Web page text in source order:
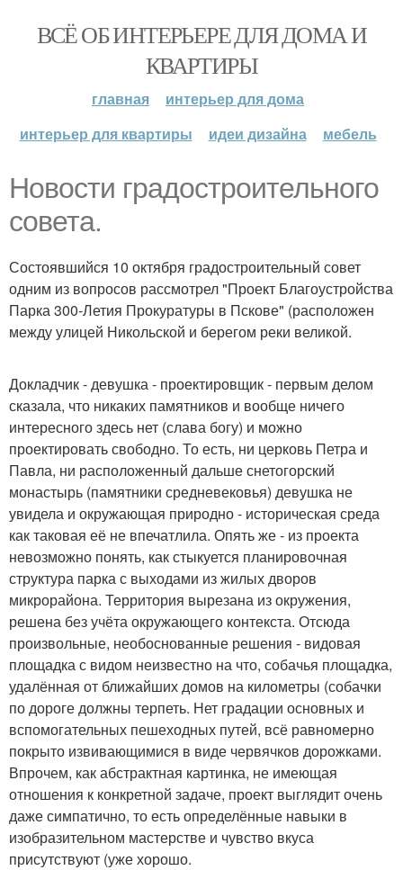
ВСЁ ОБ ИНТЕРЬЕРЕ ДЛЯ ДОМА И
КВАРТИРЫ
главная
интерьер для дома
интерьер для квартиры
идеи дизайна мебель
Новости градостроительного
совета.
Состоявшийся 10 октября градостроительный совет
одним из вопросов рассмотрел "Проект Благоустройства
Парка 300-Летия Прокуратуры в Пскове" (расположен
между улицей Никольской и берегом реки великой.
Докладчик - девушка - проектировщик - первым делом
сказала, что никаких памятников и вообще ничего
интересного здесь нет (слава богу) и можно
проектировать свободно. То есть, ни церковь Петра и
Павла, ни расположенный дальше снетогорский
монастырь (памятники средневековья) девушка не
увидела и окружающая природно - историческая среда
как таковая её не впечатлила. Опять же - из проекта
невозможно понять, как стыкуется планировочная
структура парка с выходами из жилых дворов
микрорайона. Территория вырезана из окружения,
решена без учёта окружающего контекста. Отсюда
произвольные, необоснованные решения - видовая
площадка с видом неизвестно на что, собачья площадка,
удалённая от ближайших домов на километры (собачки
по дороге должны терпеть. Нет градации основных и
вспомогательных пешеходных путей, всё равномерно
покрыто извивающимися в виде червячков дорожками.
Впрочем, как абстрактная картинка, не имеющая
отношения к конкретной задаче, проект выглядит очень
даже симпатично, то есть определённые навыки в
изобразительном мастерстве и чувство вкуса
присутствуют (уже хорошо.